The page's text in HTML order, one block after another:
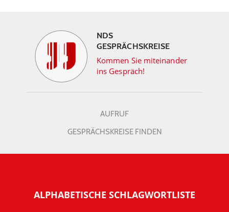
NDS
GESPRÄCHSKREISE
Kommen Sie miteinander
ins Gespräch!
AUFRUF
GESPRÄCHSKREISE FINDEN
ALPHABETISCHE SCHLAGWORTLISTE